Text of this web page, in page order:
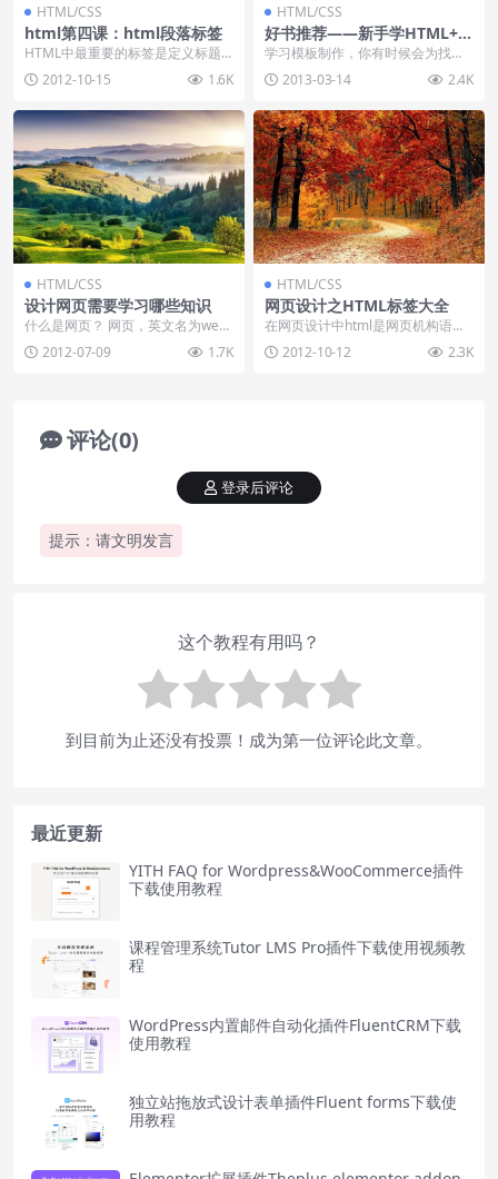
HTML/CSS
html第四课：html段落标签
HTML中最重要的标签是定义标题
元素，段落和换行等标签，首先先
让我们了解下htm...
2012-10-15 1.6K
HTML/CSS
好书推荐——新手学HTML+C
SS
学习模板制作，你有时候会为找到
一个精美的静态页面而发愁。辛苦
做出来功能强大的网站...
2013-03-14 2.4K
HTML/CSS
设计网页需要学习哪些知识
什么是网页？ 网页，英文名为web
page，通常是.htm或.html为后缀
的...2012-07-09 1.7K
HTML/CSS
网页设计之HTML标签大全
在网页设计中html是网页机构语
言，加上另外表现语言和动作语
言，是构成网页最核心...
2012-10-12 2.3K
评论(0)
提示：请文明发言
登录后评论
这个教程有用吗？
到目前为止还没有投票！成为第一位评论此文章。
最近更新
YITH FAQ for Wordpress&WooCommerce插件
下载使用教程
课程管理系统Tutor LMS Pro插件下载使用视频教
程
WordPress内置邮件自动化插件FluentCRM下载
使用教程
独立站拖放式设计表单插件Fluent forms下载使
用教程